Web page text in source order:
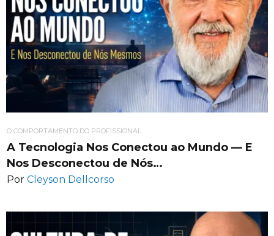
O COMPORTAMENTO DO PROFISSIONAL
A Tecnologia Nos Conectou ao Mundo — E
Nos Desconectou de Nós…
Por Cleyson Dellcorso